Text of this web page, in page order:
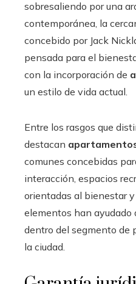
sobresaliendo por una
contemporánea, la
concebido por Jack
pensada para el
con la incorporación de
un estilo de vida actual.
Entre los rasgos que
destacan
comunes concebidas
interacción, espacios
orientadas al bienestar y
elementos han ayudado
dentro del segmento de
la ciudad.